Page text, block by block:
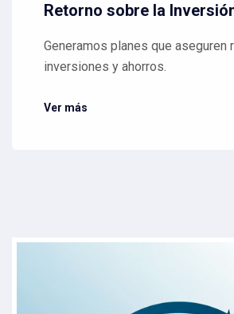
Retorno sobre la
Generamos planes que aseguren
inversiones y ahorros.
Ver más